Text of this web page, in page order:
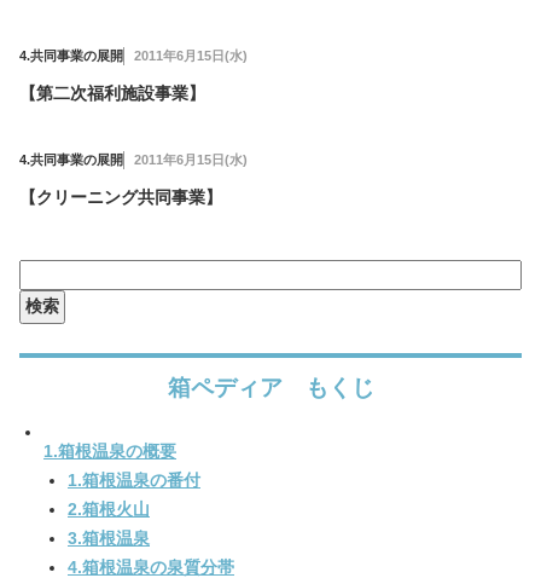
language
4.共同事業の展開 2011年6月15日(水)
【第二次福利施設事業】
4.共同事業の展開 2011年6月15日(水)
【クリーニング共同事業】
索:
箱ペディア もくじ
1.箱根温泉の概要
1.箱根温泉の番付
2.箱根火山
3.箱根温泉
4.箱根温泉の泉質分帯